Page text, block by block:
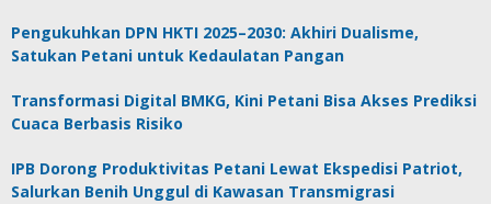
Pengukuhkan DPN HKTI 2025–2030: Akhiri Dualisme,
Satukan Petani untuk Kedaulatan Pangan
Transformasi Digital BMKG, Kini Petani Bisa Akses Prediksi
Cuaca Berbasis Risiko
IPB Dorong Produktivitas Petani Lewat Ekspedisi Patriot,
Salurkan Benih Unggul di Kawasan Transmigrasi